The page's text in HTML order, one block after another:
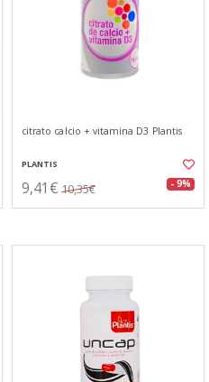
citrato calcio + vitamina D3 Plantis
PLANTIS
9,41€ 10,35€ - 9%